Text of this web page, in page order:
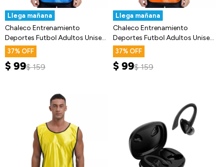
Llega mañana
Chaleco Entrenamiento
Deportes Futbol Adultos Unisex
Fitness
37
$ 99$ 159
Llega mañana
Chaleco Entrenamiento
Deportes Futbol Adultos Unisex
Fitness
37
$ 99$ 159